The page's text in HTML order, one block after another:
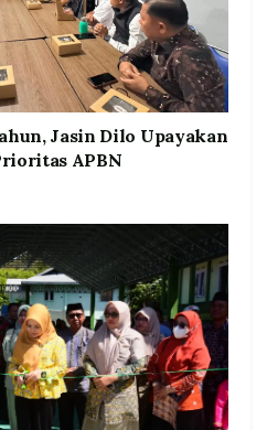
Jasin Dilo Upayakan
APBN